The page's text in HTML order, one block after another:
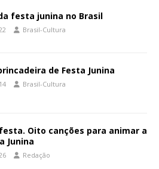
festa junina no Brasil
Brasil-Cultura
de Festa Junina
Brasil-Cultura
Oito canções para animar a
Junina
Redação